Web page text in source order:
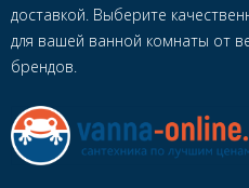
доставкой. Выберите
для вашей ванной комнаты от
брендов.